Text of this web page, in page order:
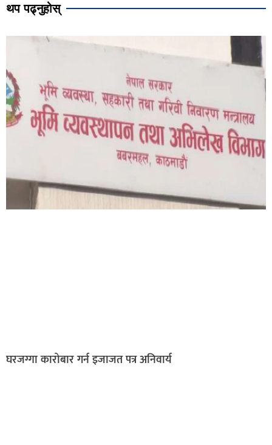
थप पढ्नुहोस्
घरजग्गा कारोबार गर्न इजाजत पत्र अनिवार्य